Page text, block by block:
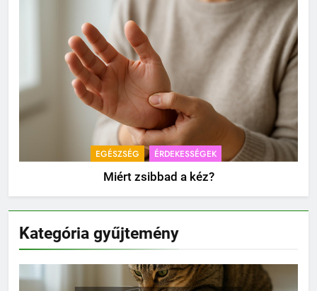
EGÉSZSÉG ÉRDEKESSÉGEK
Miért zsibbad a kéz?
Kategória gyűjtemény